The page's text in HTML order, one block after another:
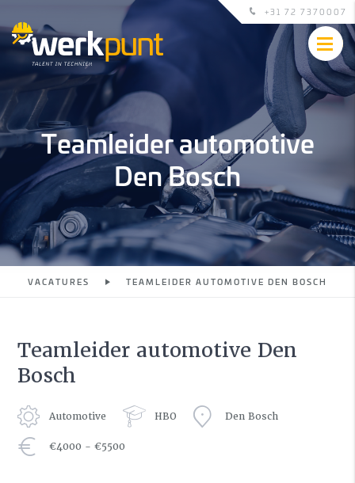
+31 72 7370007
Teamleider automotive
Den Bosch
VACATURES TEAMLEIDER AUTOMOTIVE DEN BOSCH
Teamleider automotive Den
Bosch
Automotive HBO Den Bosch
€4000 - €5500